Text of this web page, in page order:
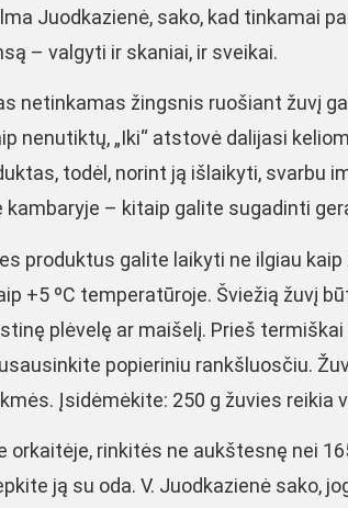
Juodkazienė, sako, kad tinkamai
– valgyti ir skaniai, ir sveikai.
netinkamas žingsnis ruošiant žuvį
nenutiktų, „Iki“ atstovė dalijasi
todėl, norint ją išlaikyti, svarbu
kambaryje – kitaip galite sugadinti
produktus galite laikyti ne ilgiau
+5 ºC temperatūroje. Šviežią žuvį
plėvelę ar maišelį. Prieš
popieriniu rankšluosčiu.
Įsidėmėkite: 250 g žuvies reikia
orkaitėje, rinkitės ne aukštesnę nei
ją su oda. V. Juodkazienė sako,